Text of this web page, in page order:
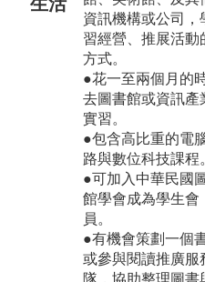
資訊機構或公司，
習經營、推展活動
方式。
●花一至兩個月的
去圖書館或資訊產
實習。
●包含高比重的電
路與數位科技課程
●可加入中華民國
館學會成為學生會
員。
●有機會策劃一個
或參與閱讀推廣服
隊，協助整理圖書